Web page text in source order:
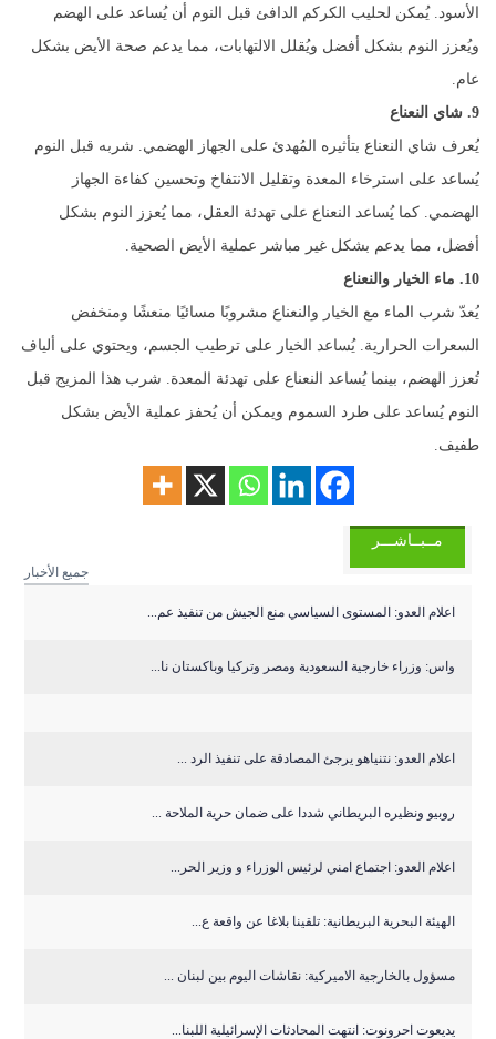
الأسود. يُمكن لحليب الكركم الدافئ قبل النوم أن يُساعد على الهضم
ويُعزز النوم بشكل أفضل ويُقلل الالتهابات، مما يدعم صحة الأيض بشكل
عام.
9. شاي النعناع
يُعرف شاي النعناع بتأثيره المُهدئ على الجهاز الهضمي. شربه قبل النوم
يُساعد على استرخاء المعدة وتقليل الانتفاخ وتحسين كفاءة الجهاز
الهضمي. كما يُساعد النعناع على تهدئة العقل، مما يُعزز النوم بشكل
أفضل، مما يدعم بشكل غير مباشر عملية الأيض الصحية.
10. ماء الخيار والنعناع
يُعدّ شرب الماء مع الخيار والنعناع مشروبًا مسائيًا منعشًا ومنخفض
السعرات الحرارية. يُساعد الخيار على ترطيب الجسم، ويحتوي على ألياف
تُعزز الهضم، بينما يُساعد النعناع على تهدئة المعدة. شرب هذا المزيج قبل
النوم يُساعد على طرد السموم ويمكن أن يُحفز عملية الأيض بشكل
طفيف.
مــبــاشـــر
جميع الأخبار
اعلام العدو: المستوى السياسي منع الجيش من تنفيذ عم...
واس: وزراء خارجية السعودية ومصر وتركيا وباكستان نا...
اعلام العدو: نتنياهو يرجئ المصادقة على تنفيذ الرد ...
روبيو ونظيره البريطاني شددا على ضمان حرية الملاحة ...
اعلام العدو: اجتماع امني لرئيس الوزراء و وزير الحر...
الهيئة البحرية البريطانية: تلقينا بلاغا عن واقعة ع...
مسؤول بالخارجية الاميركية: نقاشات اليوم بين لبنان ...
يديعوت احرونوت: انتهت المحادثات الإسرائيلية اللبنا...